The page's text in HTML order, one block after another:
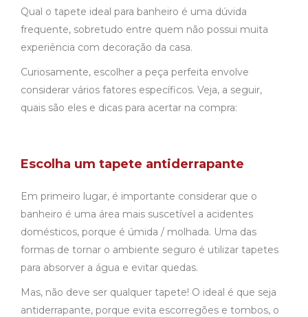
Qual o tapete ideal para banheiro é uma dúvida
frequente, sobretudo entre quem não possui muita
experiência com decoração da casa.
Curiosamente, escolher a peça perfeita envolve
considerar vários fatores específicos. Veja, a seguir,
quais são eles e dicas para acertar na compra:
Escolha um tapete antiderrapante
Em primeiro lugar, é importante considerar que o
banheiro é uma área mais suscetível a acidentes
domésticos, porque é úmida / molhada. Uma das
formas de tornar o ambiente seguro é utilizar tapetes
para absorver a água e evitar quedas.
Mas, não deve ser qualquer tapete! O ideal é que seja
antiderrapante, porque evita escorregões e tombos, o